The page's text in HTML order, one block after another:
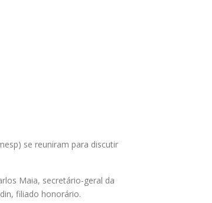
se reuniram para discutir
Maia, secretário-geral da
filiado honorário.